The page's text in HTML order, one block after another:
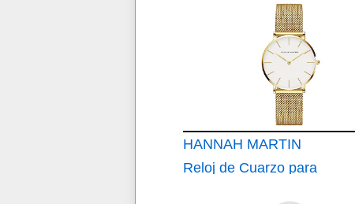
Acero Inoxidable
Ultra Delgado
HANNAH MARTIN
Reloj de Cuarzo para